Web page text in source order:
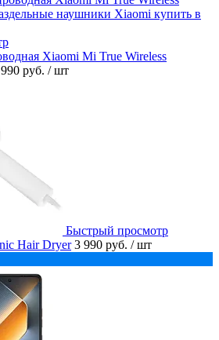
Xiaomi Mi True Wireless
руб. / шт
Быстрый просмотр
Hair Dryer 3 990 руб. / шт